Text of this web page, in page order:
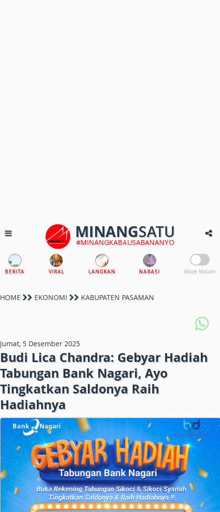
MINANGSATU
#MINANGKABAUSABANANYO
BERITA VIRAL LANGKAN NARASI Mode Malam
HOME EKONOMI KABUPATEN PASAMAN
Jumat, 5 Desember 2025
Budi Lica Chandra: Gebyar Hadiah
Tabungan Bank Nagari, Ayo
Tingkatkan Saldonya Raih
Hadiahnya